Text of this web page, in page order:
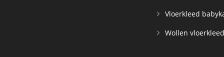
Vloerkleed
Wollen vloerkleed